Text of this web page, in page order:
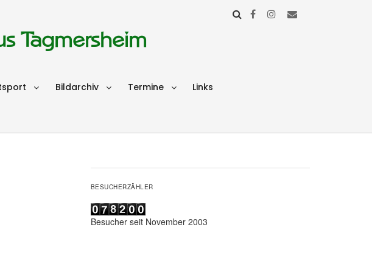
Tagmersheim
Bildarchiv Termine Links
BESUCHERZÄHLER
Besucher seit November 2003